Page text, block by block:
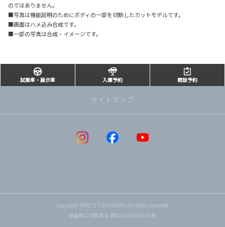
のではありません。
■写真は機能説明のためにボディの一部を切断したカットモデルです。
■画面はハメ込み合成です。
■一部の写真は合成・イメージです。
試乗車・展示車 入庫予約 商談予約
サイトマップ
Copyright ©NETZ TOKUSHIMA All rights reserved.
徳島県公安委員会 第801010000465号